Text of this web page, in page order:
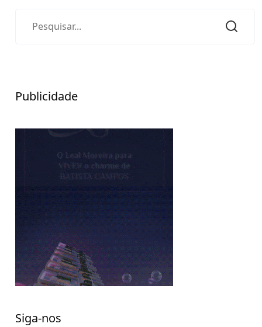
Publicidade
Siga-nos